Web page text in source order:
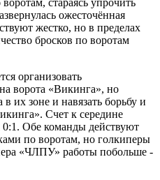
стараясь упрочить
ожесточённая
жестко, но в пределах
бросков по воротам
организовать
ворота «Викинга», но
в их зоне и навязать борьбу и
Счет к середине
0:1. Обе команды действуют
по воротам, но голкиперы
«ЧЛПУ» работы побольше -